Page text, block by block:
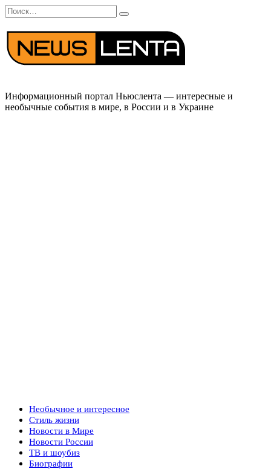
Перейти
к
содержанию
Search
for:
Информационный портал Ньюслента — интересные и
необычные события в мире, в России и в Украине
Необычное и интересное
Стиль жизни
Новости в Мире
Новости России
ТВ и шоубиз
Биографии